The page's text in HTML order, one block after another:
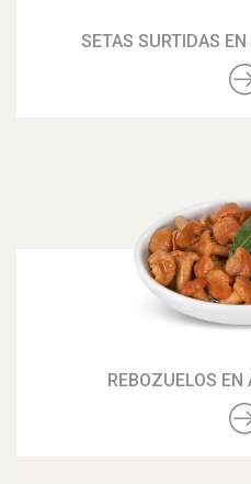
SETAS SURTIDAS
REBOZUELOS EN